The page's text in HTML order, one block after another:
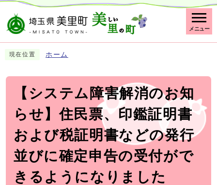
メニュー
現在位置 ホーム
【システム障害解消のお知
らせ】住民票、印鑑証明書
および税証明書などの発行
並びに確定申告の受付がで
きるようになりました